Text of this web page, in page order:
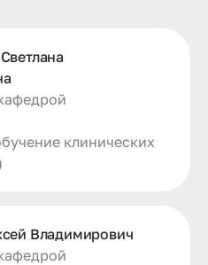
клинических
Владимирович